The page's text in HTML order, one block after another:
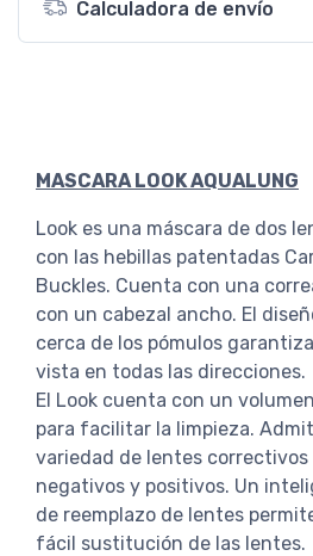
Calculadora de envío
MASCARA LOOK AQUALUNG
Look es una máscara de dos
con las hebillas patentadas
Buckles. Cuenta con una
con un cabezal ancho. El
cerca de los pómulos
vista en todas las direcciones.
El Look cuenta con un
para facilitar la limpieza.
variedad de lentes
negativos y positivos. Un
de reemplazo de lentes
fácil sustitución de las lentes.